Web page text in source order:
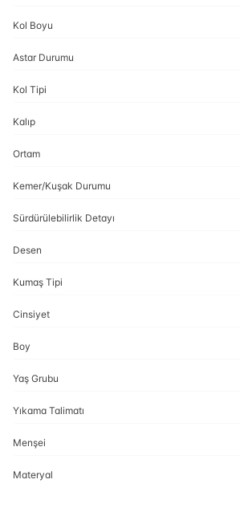
Kol Boyu
Astar Durumu
Kol Tipi
Kalıp
Ortam
Kemer/Kuşak Durumu
Sürdürülebilirlik Detayı
Desen
Kumaş Tipi
Cinsiyet
Boy
Yaş Grubu
Yıkama Talimatı
Menşei
Materyal